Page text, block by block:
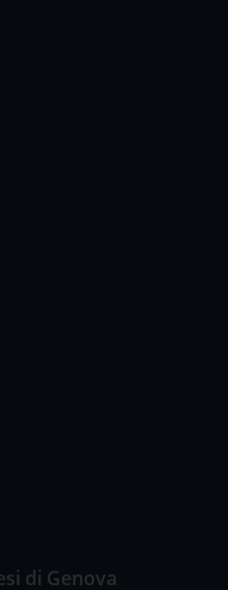
di Genova